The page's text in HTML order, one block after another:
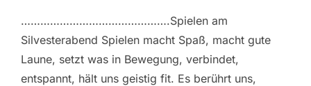
……………………………………….Spielen am
Silvesterabend Spielen macht Spaß, macht gute
Laune, setzt was in Bewegung, verbindet,
entspannt, hält uns geistig fit. Es berührt uns,